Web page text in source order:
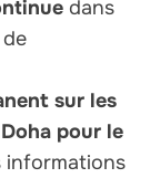
dans
sur les
pour le
informations